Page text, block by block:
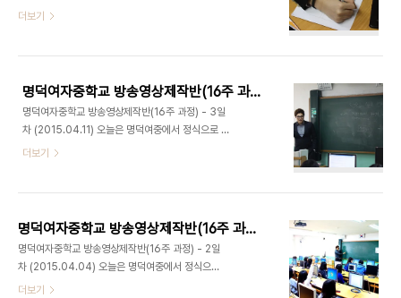
세 번째 강의가 있는 날입니다. 3월 11일 첫 만남 이
오늘 촬영을 진행하게 됬습니다. 대표님은 학생들이
준비 한 영상 키워드 중에서 1학년 최이주 학생의 '감
정'을 선택 했습니다. 이제 최이주 학생이 감독이 되
어 '감정'이라는 키워드에 맞는 주제를 찾기 위해 토
론을 진행했습니다. 그렇게 나온 주제는 "표현하지
콘티를 그렸습니다. 학생들이 만든 콘티중에서 우예
더보기
명덕여자중학교 방송영상제작반(16주 과정) - 3일차 (2015.04.11)
명덕여자중학교 방송영상제작반(16주 과정) - 3일
차 (2015.04.11) 오늘은 명덕여중에서 정식으로 두
번째 강의가 있는 날입니다. 따뜻한 봄 기운을 느끼며
다. 지난주 대표님이 내주셨던 미션! 바로 자신이 평
소에 찍어보고 싶었던 영상을 생각해서 오는 것이 였
습니다. 미션을 보아하니 오늘 어떤 주제로 수업이 진
행되었는지 느낌이 오시나요? 오늘의 수업주제는 '기
획'입니다. 저희 대표님은 기획이란, 영상촬영의 모든
더보기
명덕여자중학교 방송영상제작반(16주 과정) - 2일차 (2015.04.04)
명덕여자중학교 방송영상제작반(16주 과정) - 2일
차 (2015.04.04) 오늘은 명덕여중에서 정식으로
첫번째 강의가 있는 날입니다. 저희 대표님과 함께 기
더보기